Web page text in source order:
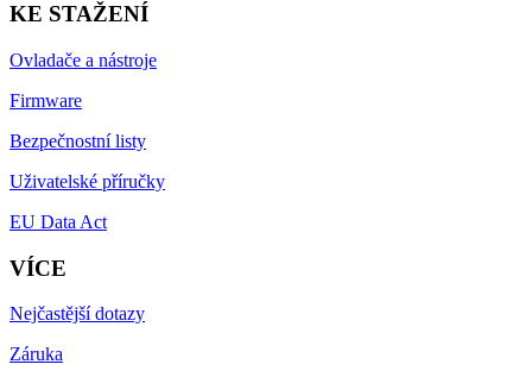
KE STAŽENÍ
Ovladače a nástroje
Firmware
Bezpečnostní listy
Uživatelské příručky
EU Data Act
VÍCE
Nejčastější dotazy
Záruka